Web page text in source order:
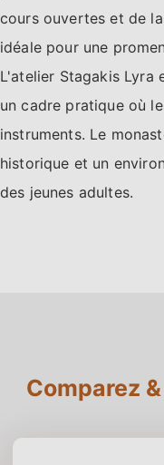
cours ouvertes et de
idéale pour une
L'atelier Stagakis Lyra
un cadre pratique où
instruments. Le
historique et un
des jeunes adultes.
Comparez